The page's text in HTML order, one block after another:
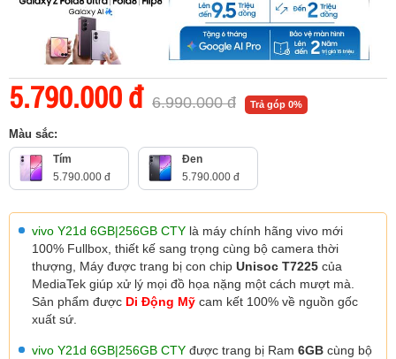
5.790.000 đ 6.990.000 đ Trả góp 0%
Màu sắc:
Tím
5.790.000 đ
Đen
5.790.000 đ
vivo Y21d 6GB|256GB CTY là máy chính hãng vivo mới
100% Fullbox, thiết kế sang trọng cùng bộ camera thời
thượng, Máy được trang bị con chip Unisoc T7225 của
MediaTek giúp xử lý mọi đồ họa nặng một cách mượt mà.
Sản phẩm được Di Động Mỹ cam kết 100% về nguồn gốc
xuất sứ.
vivo Y21d 6GB|256GB CTY được trang bị Ram 6GB cùng bộ